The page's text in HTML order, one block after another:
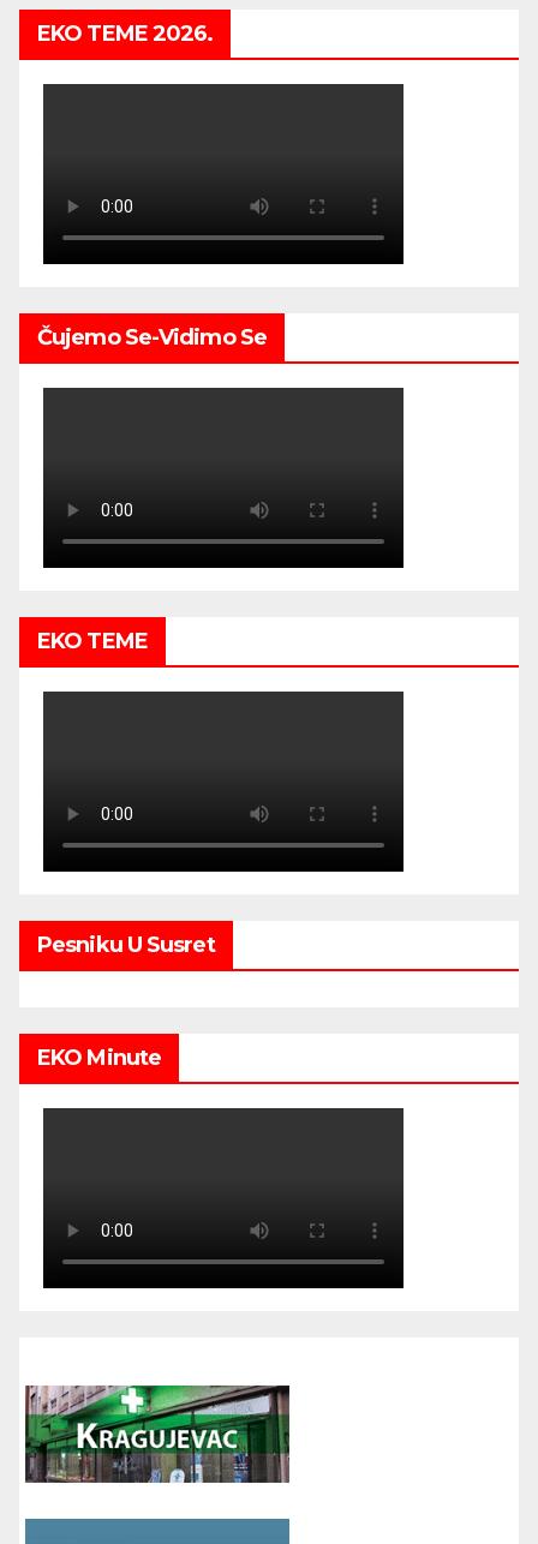
EKO TEME 2026.
Čujemo Se-Vidimo Se
EKO TEME
Pesniku U Susret
EKO Minute